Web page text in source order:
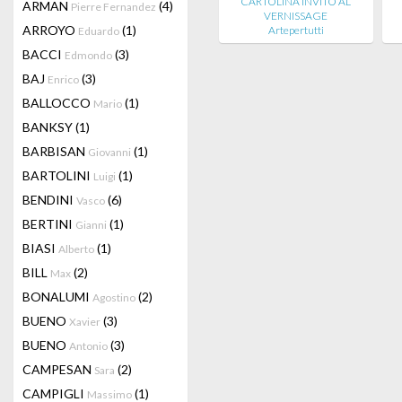
ARMAN Pierre Fernandez (4)
ARROYO Eduardo (1)
BACCI Edmondo (3)
BAJ Enrico (3)
BALLOCCO Mario (1)
BANKSY(1)
BARBISAN Giovanni (1)
BARTOLINI Luigi (1)
BENDINI Vasco (6)
BERTINI Gianni (1)
BIASI Alberto (1)
BILL Max (2)
BONALUMI Agostino (2)
BUENO Xavier (3)
BUENO Antonio (3)
CAMPESAN Sara (2)
CAMPIGLI Massimo (1)
VERNISSAGE
Artepertutti